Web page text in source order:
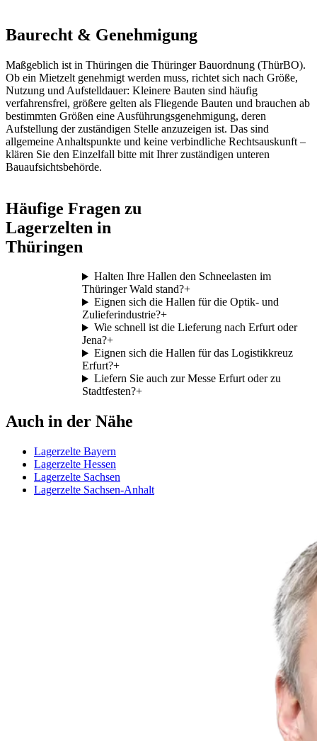
Baurecht & Genehmigung
Maßgeblich ist in Thüringen die Thüringer Bauordnung (ThürBO).
Ob ein Mietzelt genehmigt werden muss, richtet sich nach Größe,
Nutzung und Aufstelldauer: Kleinere Bauten sind häufig
verfahrensfrei, größere gelten als Fliegende Bauten und brauchen ab
bestimmten Größen eine Ausführungsgenehmigung, deren
Aufstellung der zuständigen Stelle anzuzeigen ist. Das sind
allgemeine Anhaltspunkte und keine verbindliche Rechtsauskunft –
klären Sie den Einzelfall bitte mit Ihrer zuständigen unteren
Bauaufsichtsbehörde.
Häufige Fragen zu
Lagerzelten in
Thüringen
Halten Ihre Hallen den Schneelasten im
Thüringer Wald stand?+
Eignen sich die Hallen für die Optik- und
Zulieferindustrie?+
Wie schnell ist die Lieferung nach Erfurt oder
Jena?+
Eignen sich die Hallen für das Logistikkreuz
Erfurt?+
Liefern Sie auch zur Messe Erfurt oder zu
Stadtfesten?+
Auch in der Nähe
Lagerzelte Bayern
Lagerzelte Hessen
Lagerzelte Sachsen
Lagerzelte Sachsen-Anhalt